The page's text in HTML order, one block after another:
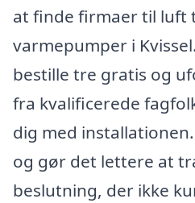
at finde firmaer til luft
varmepumper i
bestille tre gratis og
fra kvalificerede
dig med
og gør det lettere at
beslutning, der ikke